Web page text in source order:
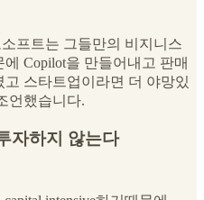
프트는 그들만의 비지니스
Copilot을 만들어내고 판매
스타트업이라면 더 야망있
언했습니다.
자하지 않는다